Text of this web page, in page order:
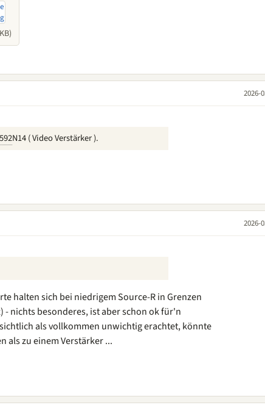
2026-
N14 ( Video Verstärker ).
2026-
halten sich bei niedrigem Source-R in Grenzen
- nichts besonderes, ist aber schon ok für'n
als vollkommen unwichtig erachtet, könnte
als zu einem Verstärker ...